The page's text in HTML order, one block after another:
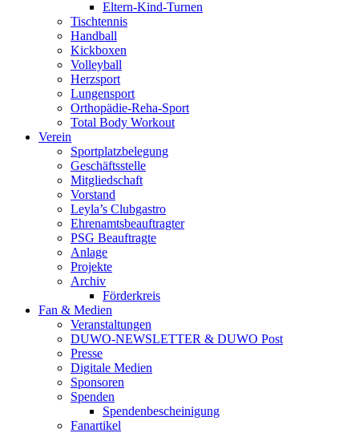
Eltern-Kind-Turnen
Tischtennis
Handball
Kickboxen
Volleyball
Herzsport
Lungensport
Orthopädie-Reha-Sport
Total Body Workout
Verein
Sportplatzbelegung
Geschäftsstelle
Mitgliedschaft
Vorstand
Leyla’s Clubgastro
Ehrenamtsbeauftragter
PSG Beauftragte
Anlage
Projekte
Archiv
Förderkreis
Fan & Medien
Veranstaltungen
DUWO-NEWSLETTER & DUWO Post
Presse
Digitale Medien
Sponsoren
Spenden
Spendenbescheinigung
Fanartikel